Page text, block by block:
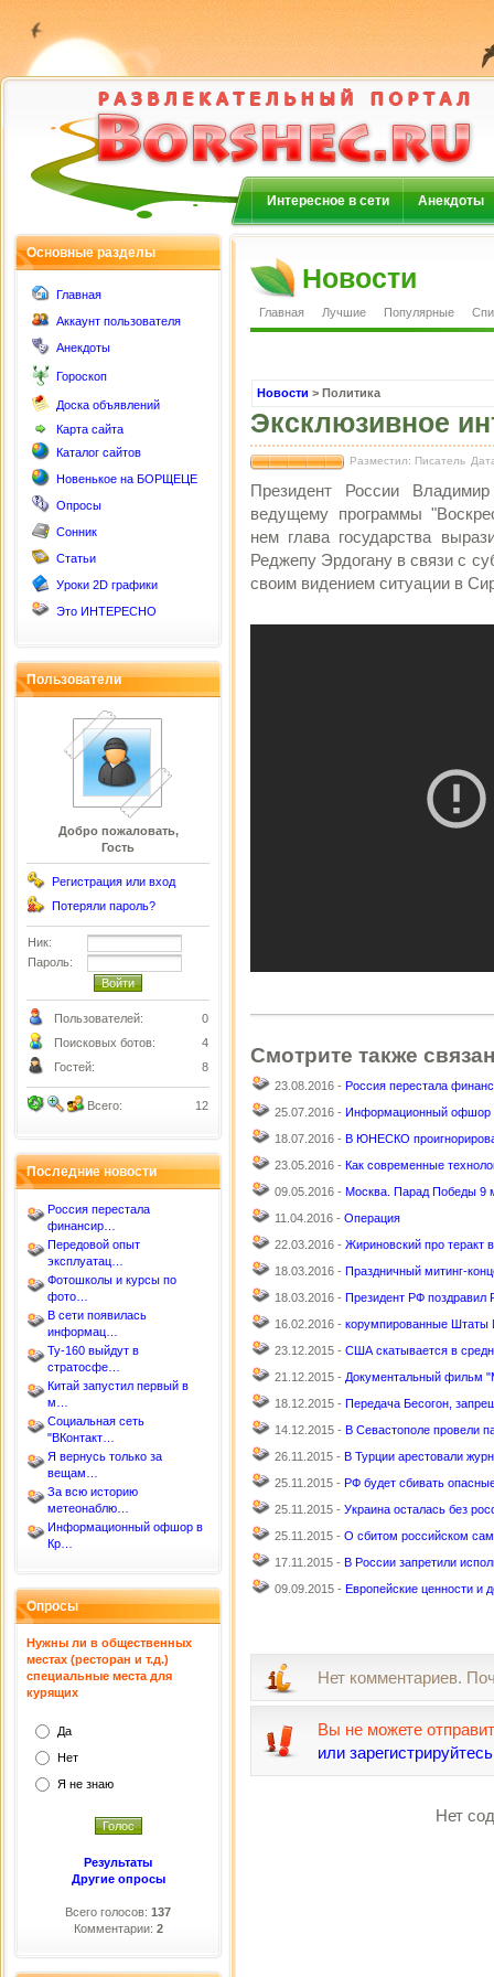
Интересное в сети Анекдоты
Основные разделы
Главная
Аккаунт пользователя
Анекдоты
Гороскоп
Доска объявлений
Карта сайта
Каталог сайтов
Новенькое на БОРЩЕЦЕ
Опросы
Сонник
Статьи
Уроки 2D графики
Это ИНТЕРЕСНО
Пользователи
Добро пожаловать,
Гость
Регистрация или вход
Потеряли пароль?
Ник:
Пароль:
Пользователей:
0
Поисковых ботов:
4
Гостей:
8
Всего: 12
Последние новости
Россия перестала
финансир…
Передовой опыт
эксплуатац…
Фотошколы и курсы по
фото…
В сети появилась
информац…
Ту-160 выйдут в
стратосфе…
Китай запустил первый в
м…
Социальная сеть
"ВКонтакт…
Я вернусь только за
вещам…
За всю историю
метеонаблю…
Информационный офшор в
Кр…
Опросы
Нужны ли в общественных
местах (ресторан и т.д.)
специальные места для
курящих
Да
Нет
Я не знаю
Результаты
Другие опросы
Всего голосов: 137
Комментарии: 2
Новости
Главная Лучшие Популярные
Новости > Политика
Эксклюзивное
Разместил: Писатель
Президент России
ведущему программы
нем глава государства
Реджепу Эрдогану в связи с
своим видением ситуации в
Смотрите также
23.08.2016 - Россия перестала
25.07.2016 - Информационный офшор
18.07.2016 - В ЮНЕСКО
23.05.2016 - Как современные
09.05.2016 - Москва. Парад Победы 9
11.04.2016 - Операция
22.03.2016 - Жириновский про теракт
18.03.2016 - Праздничный митинг-
18.03.2016 - Президент РФ поздравил
16.02.2016 - корумпированные
23.12.2015 - США скатывается в
21.12.2015 - Документальный фильм
18.12.2015 - Передача Бесогон,
14.12.2015 - В Севастополе провели
26.11.2015 - В Турции арестовали
25.11.2015 - РФ будет сбивать
25.11.2015 - Украина осталась без
25.11.2015 - О сбитом российском
17.11.2015 - В России запретили
09.09.2015 - Европейские ценности и
Нет комментариев.
Вы не можете
или зарегистрируйтесь
Нет